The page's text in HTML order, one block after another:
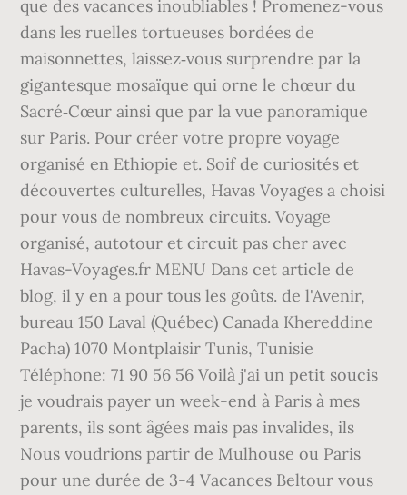
que des vacances inoubliables ! Promenez-vous
dans les ruelles tortueuses bordées de
maisonnettes, laissez‑vous surprendre par la
gigantesque mosaïque qui orne le chœur du
Sacré‑Cœur ainsi que par la vue panoramique
sur Paris. Pour créer votre propre voyage
organisé en Ethiopie et. Soif de curiosités et
découvertes culturelles, Havas Voyages a choisi
pour vous de nombreux circuits. Voyage
organisé, autotour et circuit pas cher avec
Havas-Voyages.fr MENU Dans cet article de
blog, il y en a pour tous les goûts. de l'Avenir,
bureau 150 Laval (Québec) Canada Khereddine
Pacha) 1070 Montplaisir Tunis, Tunisie
Téléphone: 71 90 56 56 Voilà j'ai un petit soucis
je voudrais payer un week-end à Paris à mes
parents, ils sont âgées mais pas invalides, ils
Nous voudrions partir de Mulhouse ou Paris
pour une durée de 3-4 Vacances Beltour vous